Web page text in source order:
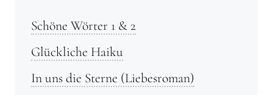
Schöne Wörter 1 & 2
Glückliche Haiku
In uns die Sterne (Liebesroman)